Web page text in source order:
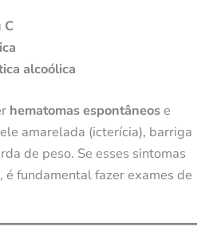
C
alcoólica
hematomas espontâneose
amarelada (icterícia), barriga
de peso. Se esses sintomas
é fundamental fazer exames de